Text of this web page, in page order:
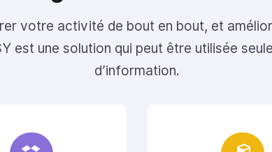
votre activité de bout en bout, et
est une solution qui peut être utilisée
d’information.